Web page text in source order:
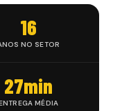
16
NO SETOR
27min
MÉDIA